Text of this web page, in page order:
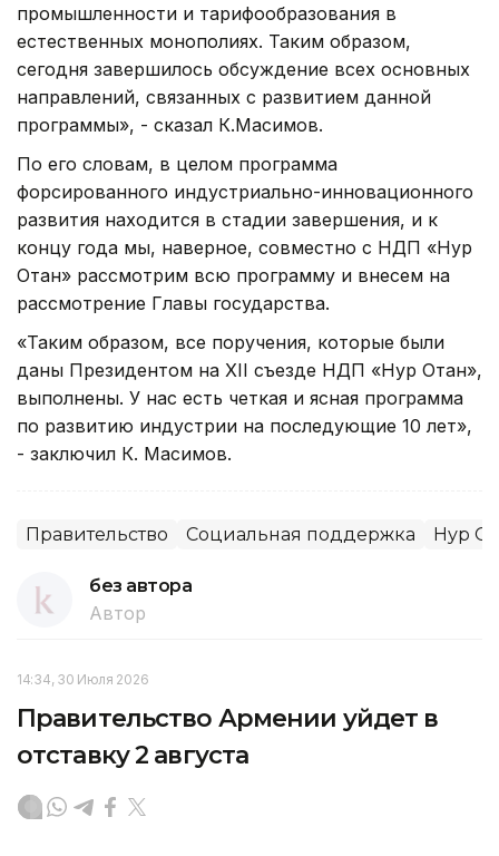
промышленности и тарифообразования в
естественных монополиях. Таким образом,
сегодня завершилось обсуждение всех основных
направлений, связанных с развитием данной
программы», - сказал К.Масимов.
По его словам, в целом программа
форсированного индустриально-инновационного
развития находится в стадии завершения, и к
концу года мы, наверное, совместно с НДП «Нур
Отан» рассмотрим всю программу и внесем на
рассмотрение Главы государства.
«Таким образом, все поручения, которые были
даны Президентом на XII съезде НДП «Нур Отан»,
выполнены. У нас есть четкая и ясная программа
по развитию индустрии на последующие 10 лет»,
- заключил К. Масимов.
Правительство Социальная поддержка Нур
без автора
Автор
14:34, 30 Июля 2026
Правительство Армении уйдет в
отставку 2 августа